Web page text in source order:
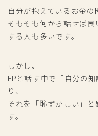
自分が抱えているお金の
そもそも何から話せば
する人も多いです。
しかし、
FPと話す中で「自分の
り、
それを「恥ずかしい」
す。